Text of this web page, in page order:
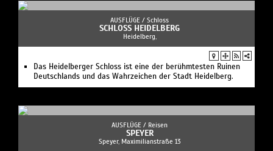
AUSFLÜGE / Schloss
SCHLOSS HEIDELBERG
Heidelberg,
Das Heidelberger Schloss ist eine der berühmtesten Ruinen
Deutschlands und das Wahrzeichen der Stadt Heidelberg.
AUSFLÜGE / Reisen
SPEYER
Speyer, Maximilianstraße 13